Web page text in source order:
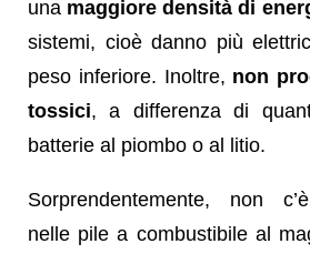
una maggiore densità di
sistemi, cioè danno più
peso inferiore. Inoltre, non
tossici, a differenza di
batterie al piombo o al litio.
Sorprendentemente, non
nelle pile a combustibile al